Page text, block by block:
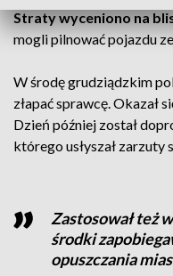
Straty wyceniono na
mogli pilnować pojazdu
W środę grudziądzkim
złapać sprawcę. Okazał
Dzień później został
którego usłyszał zarzuty
Zastosował też
środki
opuszczania